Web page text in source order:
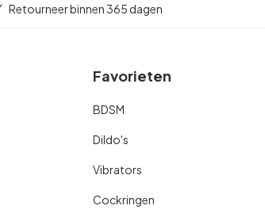
Retourneer binnen 365 dagen
Favorieten
BDSM
Dildo's
Vibrators
Cockringen